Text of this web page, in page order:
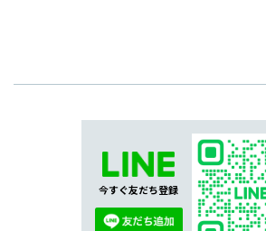
今すぐ友だち登録